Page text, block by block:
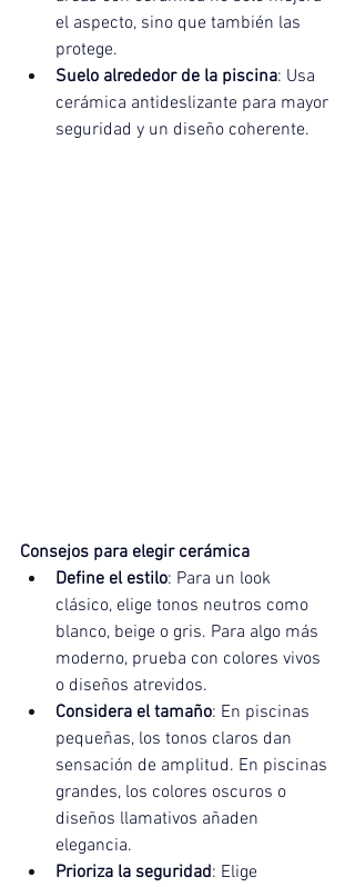
el aspecto, sino que también las
protege.
Suelo alrededor de la piscina: Usa
cerámica antideslizante para mayor
seguridad y un diseño coherente.
Consejos para elegir cerámica
Define el estilo: Para un look
clásico, elige tonos neutros como
blanco, beige o gris. Para algo más
moderno, prueba con colores vivos
o diseños atrevidos.
Considera el tamaño: En piscinas
pequeñas, los tonos claros dan
sensación de amplitud. En piscinas
grandes, los colores oscuros o
diseños llamativos añaden
elegancia.
Prioriza la seguridad: Elige